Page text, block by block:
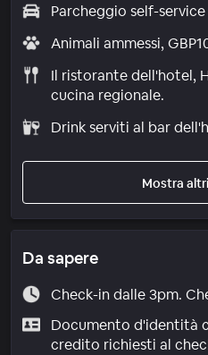
Parcheggio self-
Animali ammessi,
Il ristorante dell'hotel,
cucina regionale.
Drink serviti al bar
Mostra
Da sapere
Check-in dalle 3pm.
Documento d'identità
credito richiesti al